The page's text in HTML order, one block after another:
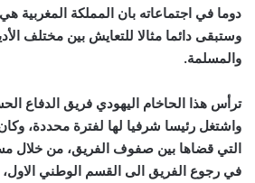
دوما في اجتماعاته بان المملكة المغربية
وستبقى دائما مثالا للتعايش بين مختلف
والمسلمة.
ترأس هذا الحاخام اليهودي فريق الدفاع
واشتغل رئيسا شرفيا لها لفترة محددة،
التي قضاها بين صفوف الفريق، من خلال
في رجوع الفريق الى القسم الوطني